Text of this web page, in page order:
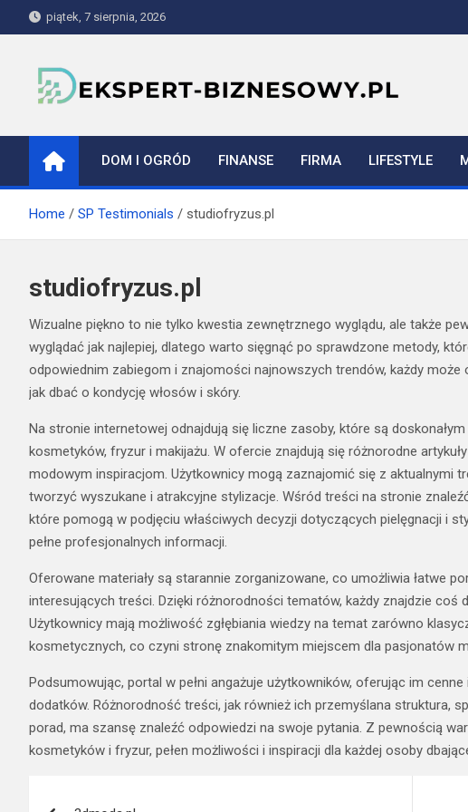
to
piątek, 7 sierpnia, 2026
ekspert-biznesowy.pl
DOM I OGRÓD FINANSE FIRMA LIFESTYLE
Home SP Testimonials studiofryzus.pl
studiofryzus.pl
Wizualne piękno to nie tylko kwestia zewnętrznego wyglądu, ale także
wyglądać jak najlepiej, dlatego warto sięgnąć po sprawdzone metody,
odpowiednim zabiegom i znajomości najnowszych trendów, każdy może
jak dbać o kondycję włosów i skóry.
Na stronie internetowej odnajdują się liczne zasoby, które są
kosmetyków, fryzur i makijażu. W ofercie znajdują się różnorodne
modowym inspiracjom. Użytkownicy mogą zaznajomić się z aktualnymi
tworzyć wyszukane i atrakcyjne stylizacje. Wśród treści na stronie
które pomogą w podjęciu właściwych decyzji dotyczących pielęgnacji i
pełne profesjonalnych informacji.
Oferowane materiały są starannie zorganizowane, co umożliwia łatwe
interesujących treści. Dzięki różnorodności tematów, każdy znajdzie coś
Użytkownicy mają możliwość zgłębiania wiedzy na temat zarówno
kosmetycznych, co czyni stronę znakomitym miejscem dla pasjonatów
Podsumowując, portal w pełni angażuje użytkowników, oferując im
dodatków. Różnorodność treści, jak również ich przemyślana struktura,
porad, ma szansę znaleźć odpowiedzi na swoje pytania. Z pewnością
kosmetyków i fryzur, pełen możliwości i inspiracji dla każdej osoby